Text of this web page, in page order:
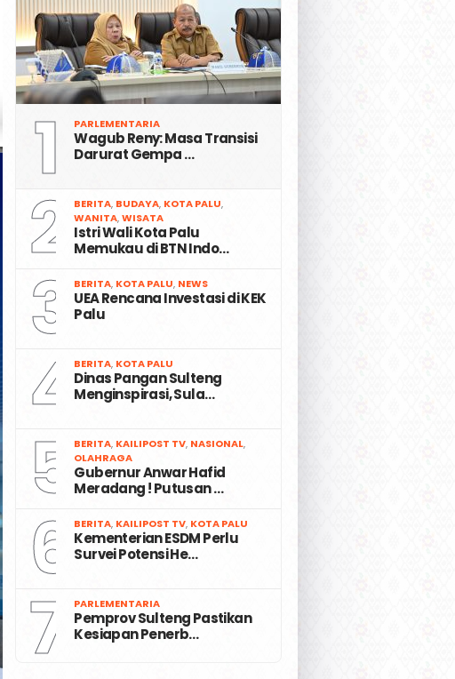
1 PARLEMENTARIA
Wagub Reny: Masa Transisi
Darurat Gempa …
2 BERITA, BUDAYA, KOTA PALU,
WANITA,WISATA
Istri Wali Kota Palu
Memukau di BTN Indo…
3 BERITA, KOTA PALU, NEWS
UEA Rencana Investasi di KEK
Palu
4 BERITA, KOTA PALU
Dinas Pangan Sulteng
Menginspirasi, Sula…
5 BERITA, KAILIPOST TV, NASIONAL,
OLAHRAGA
Gubernur Anwar Hafid
Meradang ! Putusan …
6 BERITA, KAILIPOST TV, KOTA PALU
Kementerian ESDM Perlu
Survei Potensi He…
7 PARLEMENTARIA
Pemprov Sulteng Pastikan
Kesiapan Penerb…